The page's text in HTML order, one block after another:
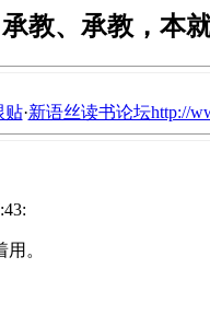
承教、承教，本
贴·新语丝读书论坛http://
。